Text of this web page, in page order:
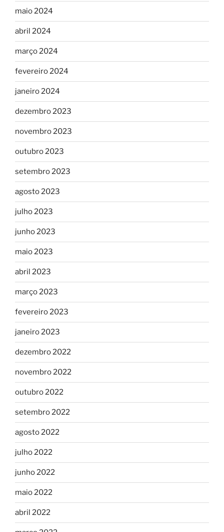
maio 2024
abril 2024
março 2024
fevereiro 2024
janeiro 2024
dezembro 2023
novembro 2023
outubro 2023
setembro 2023
agosto 2023
julho 2023
junho 2023
maio 2023
abril 2023
março 2023
fevereiro 2023
janeiro 2023
dezembro 2022
novembro 2022
outubro 2022
setembro 2022
agosto 2022
julho 2022
junho 2022
maio 2022
abril 2022